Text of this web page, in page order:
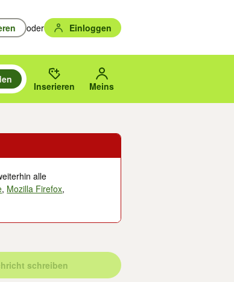
oder Einloggen
und mit Eingabetaste auswählen.
oder Vorschläge mit den Pfeiltasten nach oben/
Orts oder PLZ.
Inserieren Meins
alle
, Mozilla Firefox,
schreiben